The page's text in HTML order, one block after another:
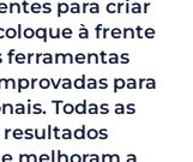
para criar
à frente
ferramentas
para
Todas as
resultados